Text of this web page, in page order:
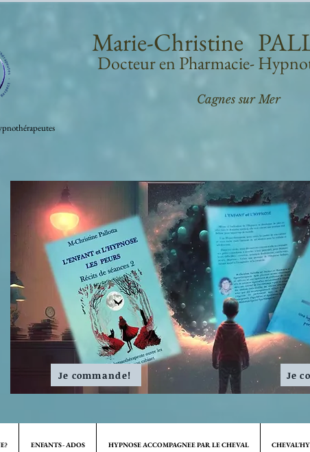
Marie-Christine
Docteur en Pharmacie-
Cagnes sur Mer
Je
Je commande!
ENFANTS- ADOS HYPNOSE ACCOMPAGNEE PAR LE CHEVAL